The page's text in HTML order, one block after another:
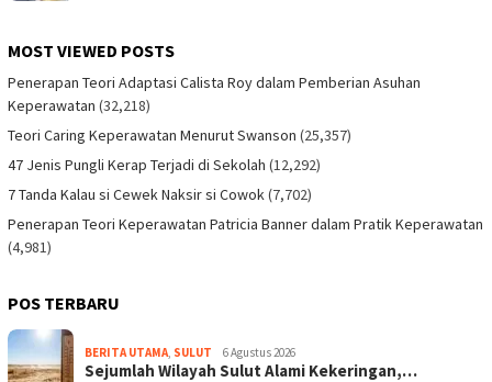
MOST VIEWED POSTS
Penerapan Teori Adaptasi Calista Roy dalam Pemberian Asuhan
Keperawatan (32,218)
Teori Caring Keperawatan Menurut Swanson (25,357)
47 Jenis Pungli Kerap Terjadi di Sekolah (12,292)
7 Tanda Kalau si Cewek Naksir si Cowok(7,702)
Penerapan Teori Keperawatan Patricia Banner dalam Pratik Keperawatan
(4,981)
POS TERBARU
BERITA UTAMA SULUT 6 Agustus 2026
Sejumlah Wilayah Sulut Alami Kekeringan,…